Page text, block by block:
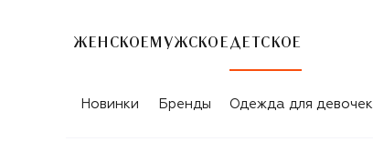
ЖЕНСКОЕ МУЖСКОЕ ДЕТСКОЕ
Новинки Бренды Одежда для девочек